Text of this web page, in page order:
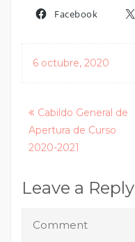
Facebook
6 octubre, 2020
Posts
navigation
Cabildo General de
Apertura de Curso
2020-2021
Leave a Reply